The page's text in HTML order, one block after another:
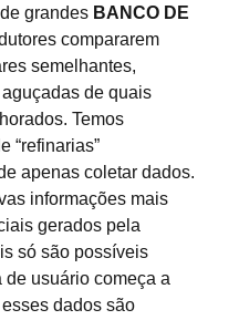
grandes BANCO DE
compararem
semelhantes,
de quais
Temos
“refinarias”
apenas coletar dados.
informações mais
gerados pela
só são possíveis
usuário começa a
dados são